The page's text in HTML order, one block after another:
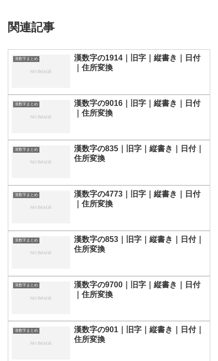
関連記事
漢数字まとめ
漢数字の1914｜旧字｜縦書き｜日付
｜住所変換
漢数字まとめ
漢数字の9016｜旧字｜縦書き｜日付
｜住所変換
漢数字まとめ
漢数字の835｜旧字｜縦書き｜日付｜
住所変換
漢数字まとめ
漢数字の4773｜旧字｜縦書き｜日付
｜住所変換
漢数字まとめ
漢数字の853｜旧字｜縦書き｜日付｜
住所変換
漢数字まとめ
漢数字の9700｜旧字｜縦書き｜日付
｜住所変換
漢数字まとめ
漢数字の901｜旧字｜縦書き｜日付｜
住所変換